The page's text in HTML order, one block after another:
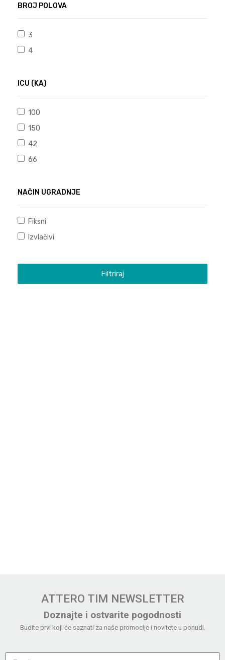
BROJ POLOVA
3
4
ICU (KA)
100
150
42
66
NAČIN UGRADNJE
Fiksni
Izvlačivi
Filtriraj
ATTERO TIM NEWSLETTER
Doznajte i ostvarite pogodnosti
Budite prvi koji će saznati za naše promocije i novitete u ponudi.